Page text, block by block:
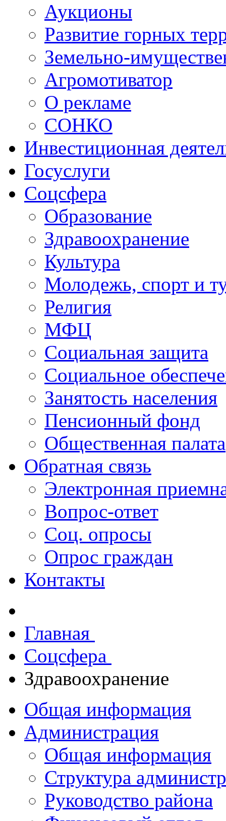
Аукционы
Развитие горных
Земельно-
Агромотиватор
О рекламе
СОНКО
Инвестиционная
Госуслуги
Соцсфера
Образование
Здравоохранение
Культура
Молодежь, спорт и
Религия
МФЦ
Социальная защита
Социальное
Занятость населения
Пенсионный фонд
Общественная палата
Обратная связь
Электронная
Вопрос-ответ
Соц. опросы
Опрос граждан
Контакты
Главная
Соцсфера
Здравоохранение
Общая информация
Администрация
Общая информация
Структура
Руководство района